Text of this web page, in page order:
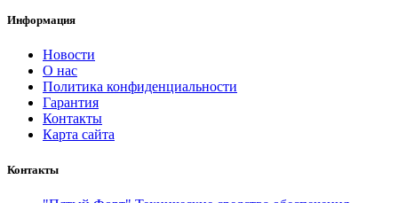
Информация
Новости
О нас
Политика конфиденциальности
Гарантия
Контакты
Карта сайта
Контакты